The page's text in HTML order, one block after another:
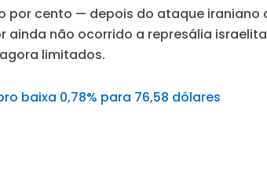
cento — depois do ataque iraniano
não ocorrido a represália
limitados.
baixa 0,78% para 76,58 dólares